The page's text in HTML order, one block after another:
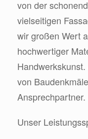
von der
vielseitigen
wir großen Wert
hochwertiger
von
Ansprechpartner.
Unser